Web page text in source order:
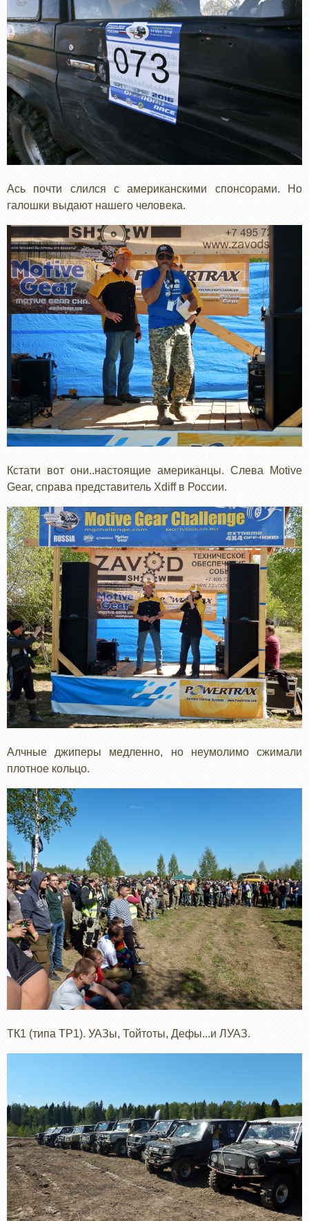
Ась почти слился с американскими спонсорами. Но
галошки выдают нашего человека.
Кстати вот они..настоящие американцы. Слева Motive
Gear, справа представитель Xdiff в России.
Алчные джиперы медленно, но неумолимо сжимали
плотное кольцо.
ТК1 (типа ТР1). УАЗы, Тойтоты, Дефы...и ЛУАЗ.